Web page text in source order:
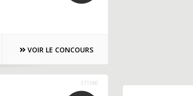
VOIR LE CONCOURS
371560